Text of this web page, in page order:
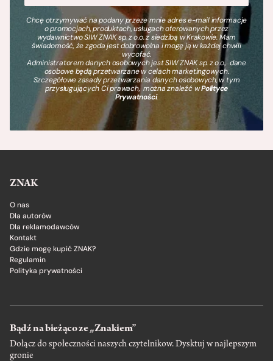
Chcę otrzymywać na podany przeze mnie adres e-mail informacje
o promocjach, produktach, usługach oferowanych przez
wydawnictwo SIW ZNAK sp. z o.o. z siedzibą w Krakowie. Mam
świadomość, że zgoda jest dobrowolna i mogę ją w każdej chwili
wycofać.
Administratorem danych osobowych jest SIW ZNAK sp. z o.o., dane
osobowe będą przetwarzane w celach marketingowych.
Szczegółowe zasady przetwarzania danych osobowych, w tym
przysługujących Ci prawach, można znaleźć wPolityce
Prywatności.
ZNAK
O nas
Dla autorów
Dla reklamodawców
Kontakt
Gdzie mogę kupić ZNAK?
Regulamin
Polityka prywatności
Bądź na bieżąco ze „Znakiem”
Dołącz do społeczności naszych czytelnikow. Dysktuj w najlepszym
gronie